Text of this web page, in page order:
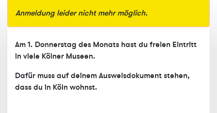
Anmeldung leider nicht mehr möglich.
Am 1. Donnerstag des Monats hast du freien Eintritt
in viele Kölner Museen.
Dafür muss auf deinem Ausweisdokument stehen,
dass du in Köln wohnst.